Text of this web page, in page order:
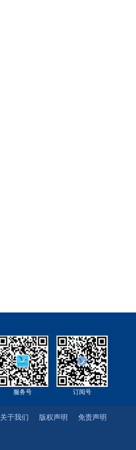
订阅号
服务号
免责声明
版权声明
关于我们